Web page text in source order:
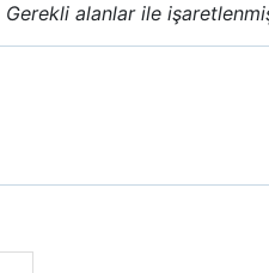
Gerekli alanlar ile